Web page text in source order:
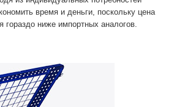
время и деньги, поскольку цена
гораздо ниже импортных аналогов.